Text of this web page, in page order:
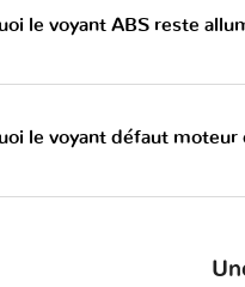
le voyant ABS reste
le voyant défaut moteur